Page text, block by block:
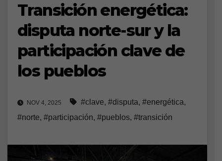
Transición energética:
disputa norte-sur y la
participación clave de
los pueblos
NOV 4, 2025 #clave, #disputa, #energética,
#norte, #participación, #pueblos, #transición